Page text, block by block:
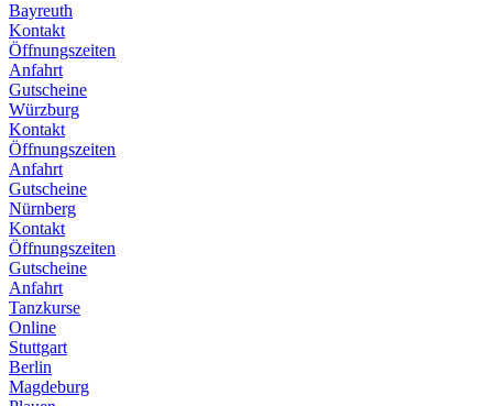
Bayreuth
Kontakt
Öffnungszeiten
Anfahrt
Gutscheine
Würzburg
Kontakt
Öffnungszeiten
Anfahrt
Gutscheine
Nürnberg
Kontakt
Öffnungszeiten
Gutscheine
Anfahrt
Tanzkurse
Online
Stuttgart
Berlin
Magdeburg